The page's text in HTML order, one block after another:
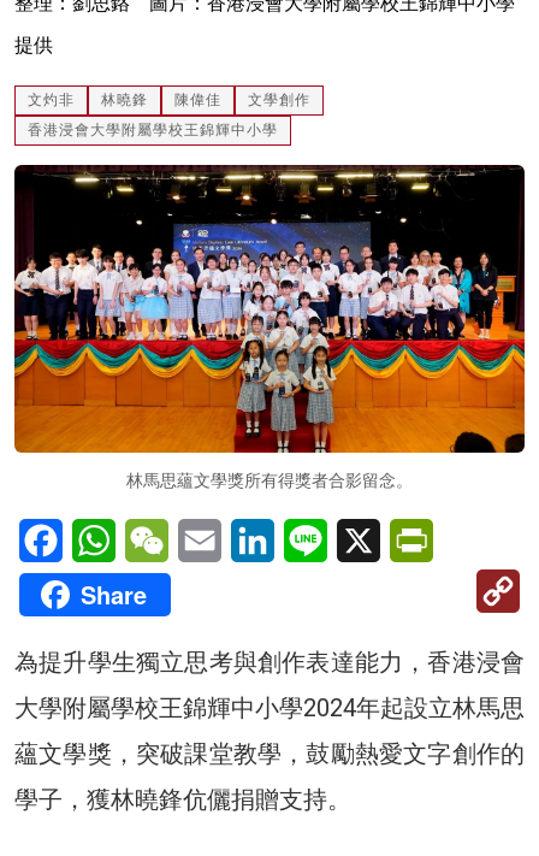
提供
文灼非 林曉鋒 陳偉佳
文學創作
香港浸會大學附屬學校王錦輝中小學
林馬思蘊文學獎所有得獎者合影留念。
FacebookWhatsAppWeChatEmail LinkedInLine X
Share
為提升學生獨立思考與創作表達能力，香港浸會
大學附屬學校王錦輝中小學2024年起設立林馬思
蘊文學獎，突破課堂教學，鼓勵熱愛文字創作的
學子，獲林曉鋒伉儷捐贈支持。